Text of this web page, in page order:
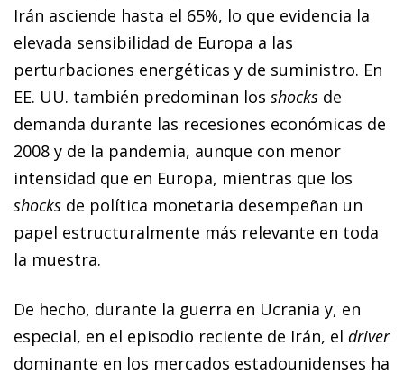
Irán asciende hasta el 65%, lo que evidencia la
elevada sensibilidad de Europa a las
perturbaciones energéticas y de suministro. En
EE. UU. también predominan los shocks de
demanda durante las recesiones económicas de
2008 y de la pandemia, aunque con menor
intensidad que en Europa, mientras que los
shocks de política monetaria desempeñan un
papel estructuralmente más relevante en toda
la muestra.
De hecho, durante la guerra en Ucrania y, en
especial, en el episodio reciente de Irán, el driver
dominante en los mercados estadounidenses ha